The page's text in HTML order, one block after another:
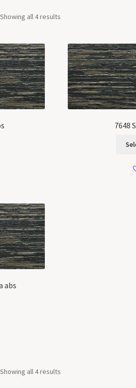
Showing all 4 results
7648
abs
Showing all 4 results